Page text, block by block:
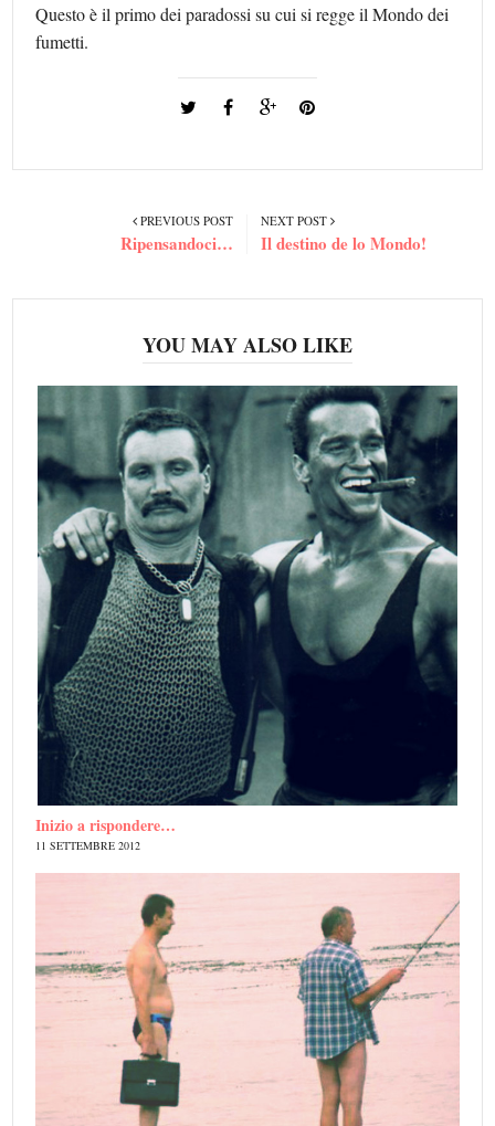
Questo è il primo dei paradossi su cui si regge il Mondo dei
fumetti.
NEXT POST
Il destino de lo Mondo!
PREVIOUS POST
Ripensandoci…
YOU MAY ALSO LIKE
Inizio a rispondere…
11 SETTEMBRE 2012